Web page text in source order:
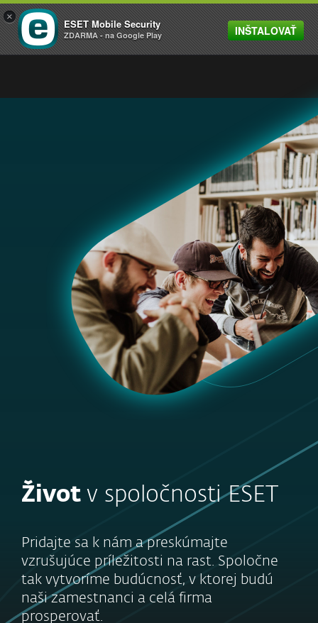
MENU
Život v spoločnosti ESET
Pridajte sa k nám a preskúmajte
vzrušujúce príležitosti na rast. Spoločne
tak vytvoríme budúcnosť, v ktorej budú
naši zamestnanci a celá firma
prosperovať.
×
ESET Mobile Security
ZDARMA - na Google Play INŠTALOVAŤ